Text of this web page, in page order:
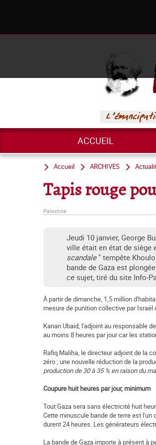
ACCUEIL
Accueil ARCHIVES
Tapis rouge
Palestine
Jeudi 10 janvier, George
ville était en état de siège
scandale " tempête
bande de Gaza est
ce sujet, tiré du site Info-
À partir de dimanche, 1,5 million
mesure de punition collective par
Kanan Ubaid, l'adjoint au responsable
au moins 8 heures par jour car les
Rafiq Maliha, le directeur adjoint de la
zéro ; une nouvelle réduction de la
production de 30 à 35 % en raison du
Coupure huit heures par jour, minimum
Tout Gaza sera sans électricité huit
Cette minuscule bande de terre est
durent 24 heures. Les générateurs
La bande de Gaza importe à présent à